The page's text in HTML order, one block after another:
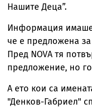
Нашите Деца”.
Информация
че е предложена
Пред NOVA тя
предложение, но
А ето кои са
"Денков-Габриел"